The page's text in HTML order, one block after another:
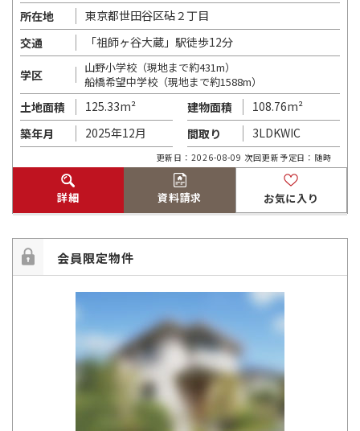
所在地
東京都世田谷区砧２丁目
交通
「祖師ヶ谷大蔵」駅徒歩12分
学区
山野小学校（現地まで約431m）
船橋希望中学校（現地まで約1588m）
土地面積 125.33m² 建物面積
108.76m²
築年月
2025年12月 間取り 3LDKWIC
更新日：2026-08-09 次回更新予定日：随時
詳細 資料請求 お気に入り
会員限定物件